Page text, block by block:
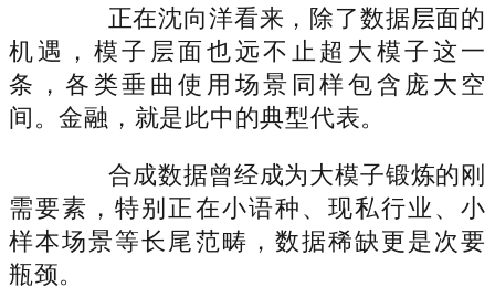
正在沈向洋看来，除了数据层面的
机遇，模子层面也远不止超大模子这一
条，各类垂曲使用场景同样包含庞大空
间。金融，就是此中的典型代表。
合成数据曾经成为大模子锻炼的刚
需要素，特别正在小语种、现私行业、小
样本场景等长尾范畴，数据稀缺更是次要
瓶颈。